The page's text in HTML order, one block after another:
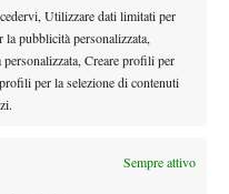
Utilizzare dati limitati per
pubblicità personalizzata,
Creare profili per
per la selezione di contenuti
Sempre attivo
testa dell’argentino, la
a pensare che forse
di finire il torneo
che gli avevo mandato. Tu
rimasto?”.